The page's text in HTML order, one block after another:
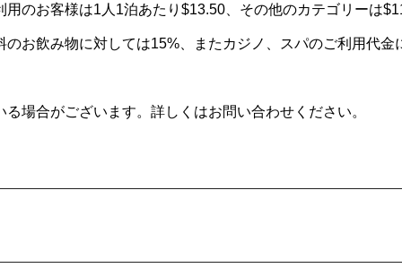
のお客様は1人1泊あたり$13.50、その他のカテゴリーは
お飲み物に対しては15%、またカジノ、スパのご利用代金
場合がございます。詳しくはお問い合わせください。